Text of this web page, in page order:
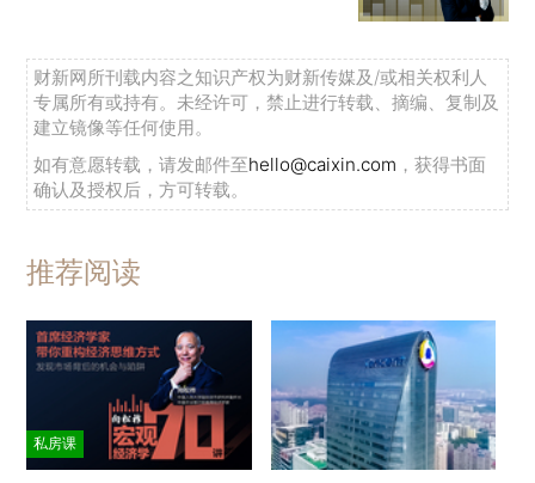
财新网所刊载内容之知识产权为财新传媒及/或相关权利人
专属所有或持有。未经许可，禁止进行转载、摘编、复制及
建立镜像等任何使用。
如有意愿转载，请发邮件至hello@caixin.com ，获得书面
确认及授权后，方可转载。
推荐阅读
私房课